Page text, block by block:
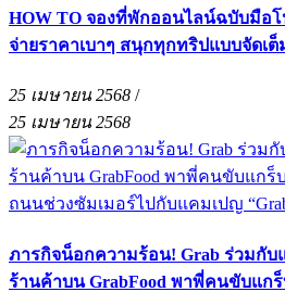
HOW TO จองที่พักออนไลน์ฉบับมือโ
จ่ายราคาเบาๆ สนุกทุกทริปแบบจัดเต็
25 เมษายน 2568 /
25 เมษายน 2568
ภารกิจน็อกความร้อน! Grab ร่วมกับ
ร้านค้าบน GrabFood พาพี่คนขับแก